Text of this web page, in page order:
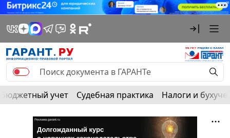
Бюджетный учет Судебная практика Налоги и